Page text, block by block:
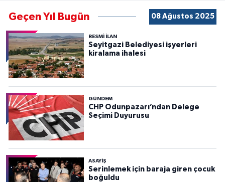
Geçen Yıl Bugün 08 Ağustos 2025
RESMİ İLAN
Seyitgazi Belediyesi işyerleri
kiralama ihalesi
GÜNDEM
CHP Odunpazarı’ndan Delege
Seçimi Duyurusu
ASAYİŞ
Serinlemek için baraja giren çocuk
boğuldu